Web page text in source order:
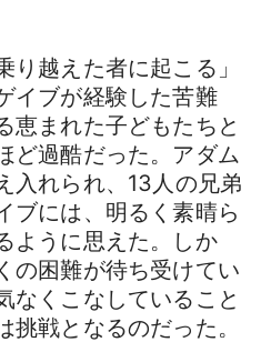
り越えた者に起こる」
イブが経験した苦難
恵まれた子どもたちと
ど過酷だった。アダム
入れられ、13人の兄弟
ブには、明るく素晴ら
ように思えた。しか
の困難が待ち受けてい
なくこなしていること
戦となるのだった。